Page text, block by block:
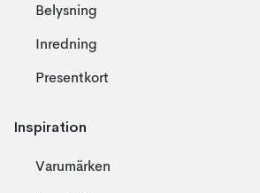
Belysning
Inredning
Presentkort
Inspiration
Varumärken